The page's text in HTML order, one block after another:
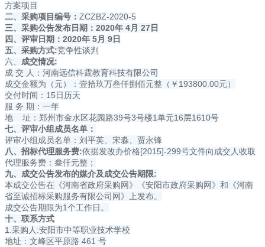
方案项目
二、采购项目编号： ZCZBZ-2020-5
三、采购公告发布日期：2020年 4月 27日
四、评审日期：2020年 5月 9日
五、采购方式:竞争性谈判
六、 成交情况:
成 交 人：河南远信科霆教育科技有限公司
成交金额为（元）：壹拾玖万叁仟捌佰元整（￥193800.00元）
交付时间：15日历天
服 务 期：一年
地 址：郑州市金水区花园路39号3号楼1单元16层1610号
七、评审小组成员名单：
评审小组成员名单：刘平英、宋淼、贾永锋
八、招标代理服务费:依据发改办价格[2015]-299号文件向成交人收取
代理服务费：叁仟元整；
九、成交公告发布的媒介及成交公告期限:
本成交公告在《河南省政府采购网》《安阳市政府采购网》和《河南
省至诚招标采购服务有限公司网》上发布。
成交公告期限为1个工作日。
十、联系方式
1.采购人:安阳市中等职业技术学校
地址：文峰区平原路 461 号